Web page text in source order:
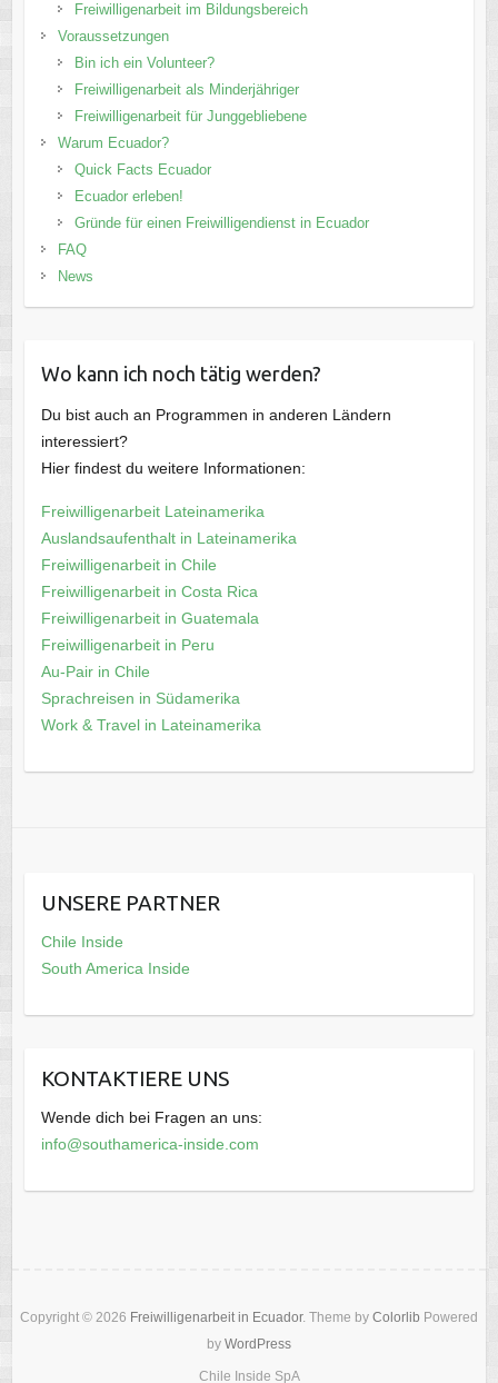
Freiwilligenarbeit im Bildungsbereich
Voraussetzungen
Bin ich ein Volunteer?
Freiwilligenarbeit als Minderjähriger
Freiwilligenarbeit für Junggebliebene
Warum Ecuador?
Quick Facts Ecuador
Ecuador erleben!
Gründe für einen Freiwilligendienst in Ecuador
FAQ
News
Wo kann ich noch tätig werden?
Du bist auch an Programmen in anderen Ländern
interessiert?
Hier findest du weitere Informationen:
Freiwilligenarbeit Lateinamerika
Auslandsaufenthalt in Lateinamerika
Freiwilligenarbeit in Chile
Freiwilligenarbeit in Costa Rica
Freiwilligenarbeit in Guatemala
Freiwilligenarbeit in Peru
Au-Pair in Chile
Sprachreisen in Südamerika
Work & Travel in Lateinamerika
UNSERE PARTNER
Chile Inside
South America Inside
KONTAKTIERE UNS
Wende dich bei Fragen an uns:
info@southamerica-inside.com
Copyright © 2026 Freiwilligenarbeit in Ecuador. Theme by Colorlib Powered
by WordPress
Chile Inside SpA